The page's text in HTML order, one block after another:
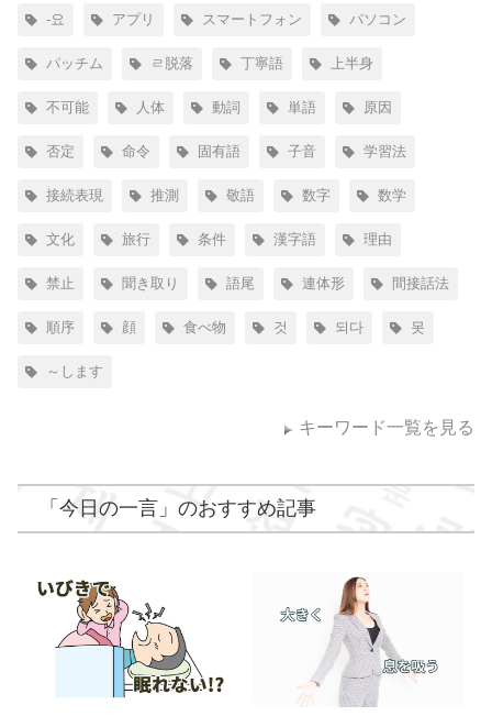
-요 アプリ スマートフォン パソコン
パッチム ㄹ脱落 丁寧語 上半身
不可能 人体 動詞 単語 原因
否定 命令 固有語 子音 学習法
接続表現 推測 敬語 数字 数学
文化 旅行 条件 漢字語 理由
禁止 聞き取り 語尾 連体形 間接話法
順序 顔 食べ物 것 되다 못
～します
キーワード一覧を見る
「 今日の一言」のおすすめ記事